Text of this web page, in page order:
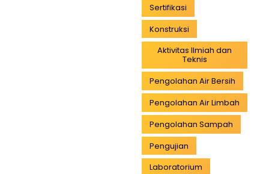
Sertifikasi
Konstruksi
Aktivitas Ilmiah dan
Teknis
Pengolahan Air Bersih
Pengolahan Air Limbah
Pengolahan Sampah
Pengujian
Laboratorium